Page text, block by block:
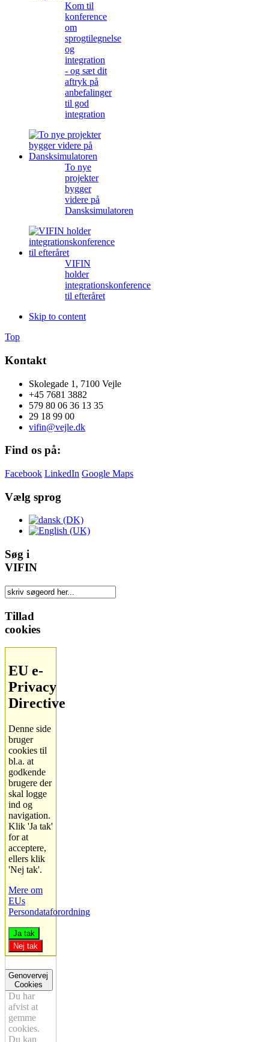
Kom til
konference
om
sprogtilegnelse
og
integration
- og sæt dit
aftryk på
anbefalinger
til god
integration
To nye
projekter
bygger
videre på
Dansksimulatoren
VIFIN
holder
integrationskonference
til efteråret
Skip to content
Top
Kontakt
Skolegade 1, 7100 Vejle
+45 7681 3882
579 80 06 36 13 35
29 18 99 00
vifin@vejle.dk
Find os på:
Facebook LinkedIn Google Maps
Vælg sprog
Søg i
VIFIN
Tillad
cookies
EU e-
Privacy
Directive
Denne side
bruger
cookies til
bl.a. at
godkende
brugere der
skal logge
ind og
navigation.
Klik 'Ja tak'
for at
acceptere,
ellers klik
'Nej tak'.
Mere om
EUs
Persondataforordning
Ja tak
Nej tak
Genovervej
Cookies
Du har
afvist at
gemme
cookies.
Du kan